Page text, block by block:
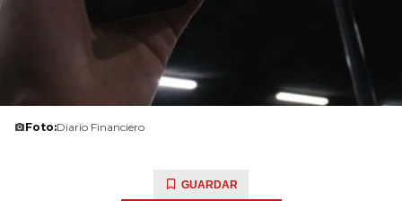
Foto:Diario Financiero
GUARDAR